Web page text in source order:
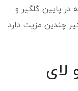
پایین گلگیر و
چندین مزیت دارد
لای